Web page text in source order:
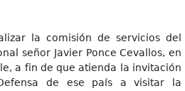
la comisión de servicios del
señor Javier Ponce Cevallos, en
a fin de que atienda la invitación
de ese país a visitar la